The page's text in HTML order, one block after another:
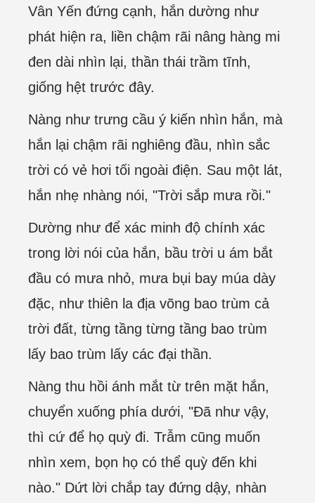
Vân Yến đứng cạnh, hắn dường như
phát hiện ra, liền chậm rãi nâng hàng mi
đen dài nhìn lại, thần thái trầm tĩnh,
giống hệt trước đây.
Nàng như trưng cầu ý kiến nhìn hắn, mà
hắn lại chậm rãi nghiêng đầu, nhìn sắc
trời có vẻ hơi tối ngoài điện. Sau một lát,
hắn nhẹ nhàng nói, "Trời sắp mưa rồi."
Dường như để xác minh độ chính xác
trong lời nói của hắn, bầu trời u ám bắt
đầu có mưa nhỏ, mưa bụi bay múa dày
đặc, như thiên la địa võng bao trùm cả
trời đất, từng tầng từng tầng bao trùm
lấy bao trùm lấy các đại thần.
Nàng thu hồi ánh mắt từ trên mặt hắn,
chuyển xuống phía dưới, "Đã như vậy,
thì cứ để họ quỳ đi. Trẫm cũng muốn
nhìn xem, bọn họ có thể quỳ đến khi
nào." Dứt lời chắp tay đứng dậy, nhàn